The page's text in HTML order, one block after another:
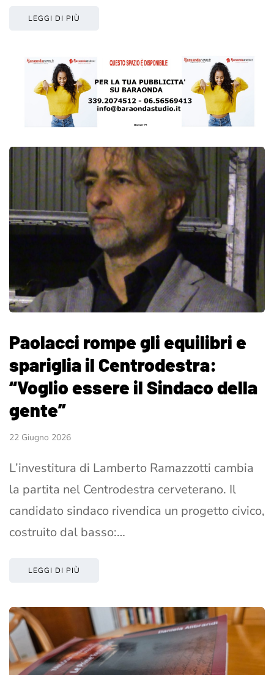
LEGGI DI PIÙ
Paolacci rompe gli equilibri e
spariglia il Centrodestra:
“Voglio essere il Sindaco della
gente”
22 Giugno 2026
L’investitura di Lamberto Ramazzotti cambia
la partita nel Centrodestra cerveterano. Il
candidato sindaco rivendica un progetto civico,
costruito dal basso:…
LEGGI DI PIÙ